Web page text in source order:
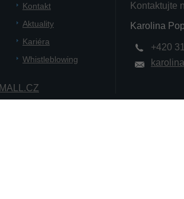
Kontakt
Aktuality
Kariéra
Whistleblowing
MALL.CZ
Kontaktujte
Karolina
+420